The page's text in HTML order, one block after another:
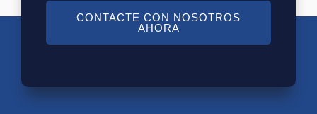
CONTACTE CON NOSOTROS
AHORA